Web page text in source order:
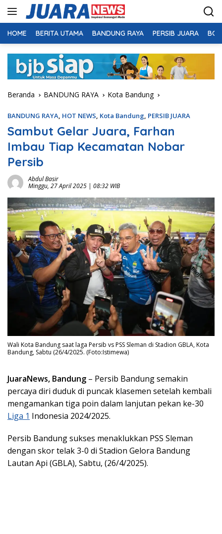
HOME BERITA UTAMA BANDUNG RAYA PERSIB JUARA
Beranda BANDUNG RAYA Kota Bandung
BANDUNG RAYA, HOT NEWS, Kota Bandung, PERSIB JUARA
Sambut Gelar Juara, Farhan
Imbau Tiap Kecamatan Nobar
Persib
Abdul Basir
Minggu, 27 April 2025 | 08:32 WIB
Wali Kota Bandung saat laga Persib vs PSS Sleman di Stadion GBLA, Kota
Bandung, Sabtu (26/4/2025. (Foto:Istimewa)
JuaraNews, Bandung – Persib Bandung semakin
percaya diri duduk di puncak klasemen setelah kembali
mengamankan tiga poin dalam lanjutan pekan ke-30
Liga 1 Indonesia 2024/2025.
Persib Bandung sukses menaklukkan PSS Sleman
dengan skor telak 3-0 di Stadion Gelora Bandung
Lautan Api (GBLA), Sabtu, (26/4/2025).